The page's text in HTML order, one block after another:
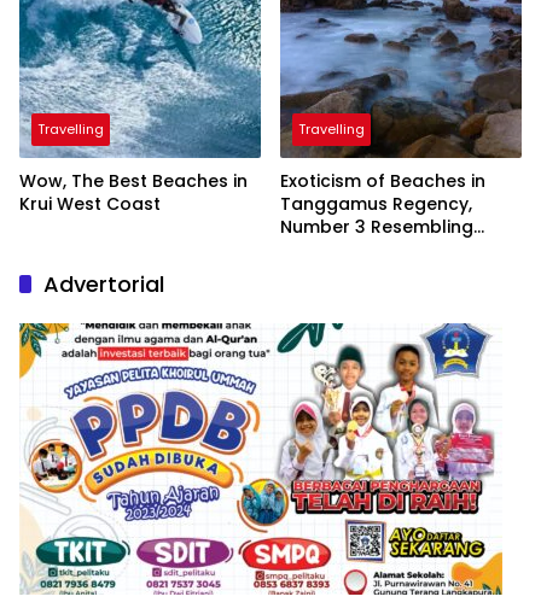
Travelling
Wow, The Best Beaches in
Krui West Coast
Travelling
Exoticism of Beaches in
Tanggamus Regency,
Number 3 Resembling
Advertorial